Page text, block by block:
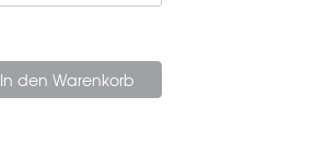
In den Warenkorb